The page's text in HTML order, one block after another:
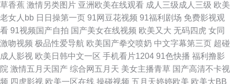
站 美日韩色 亚洲九一 91在线bb 大香蕉资源共享 美女的胸18禁 日韩小电影
51人妻综合网 AV91第3页 无码专区桃花岛 欧美天天肏屄 中文字幕狠狠干 成
人精品视频 久草性视频 欧美第与11页 午夜香蕉成人网站 肏屄网站在线观看
草香蕉 激情另类图片 亚洲欧美在线观看 成人三级成人三级 欧美
老女人bb 日日操第一页 91网豆花视频 91福利剧场 免费影视观
看 91视频国产自拍 国产美女在线视频 欧美又大 无码四虎 女同
激吻视频 极品性爱导航 欧美国产拳交喷奶 中文字幕第三页 超碰
成人影视 欧美日韩中文一区 手机看片1204 91色快播 福利撸影
院 激情五月天国产 综合网五月天 美女主播青草 国产高清不卡视
频 四虎影视 欧美一区在线 操碰视频 五月天婷婷欧美 欧美大BB